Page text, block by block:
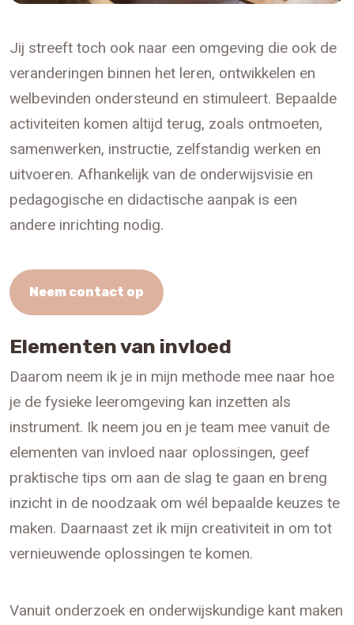
Jij streeft toch ook naar een omgeving die ook de
veranderingen binnen het leren, ontwikkelen en
welbevinden ondersteund en stimuleert. Bepaalde
activiteiten komen altijd terug, zoals ontmoeten,
samenwerken, instructie, zelfstandig werken en
uitvoeren. Afhankelijk van de onderwijsvisie en
pedagogische en didactische aanpak is een
andere inrichting nodig.
Neem contact op
Elementen van invloed
Daarom neem ik je in mijn methode mee naar hoe
je de fysieke leeromgeving kan inzetten als
instrument. Ik neem jou en je team mee vanuit de
elementen van invloed naar oplossingen, geef
praktische tips om aan de slag te gaan en breng
inzicht in de noodzaak om wél bepaalde keuzes te
maken. Daarnaast zet ik mijn creativiteit in om tot
vernieuwende oplossingen te komen.
Vanuit onderzoek en onderwijskundige kant maken